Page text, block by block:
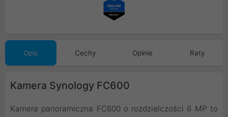
Opis Cechy Opinie Raty
Kamera Synology FC600
Kamera panoramiczna FC600 o rozdzielczości 6 MP to